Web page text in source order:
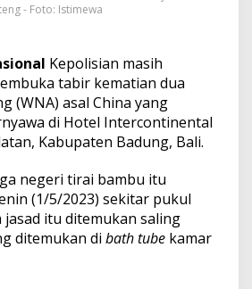
W
n
a
- Foto: Istimewa
Kepolisian masih
tabir kematian dua
(WNA) asal China yang
di Hotel Intercontinental
Kabupaten Badung, Bali.
negeri tirai bambu itu
(1/5/2023) sekitar pukul
jasad itu ditemukan saling
ditemukan di bath tube kamar